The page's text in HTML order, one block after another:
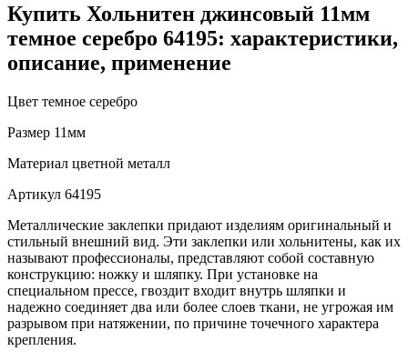
Купить Хольнитен джинсовый 11мм
темное серебро 64195: характеристики,
описание, применение
Цвет темное серебро
Размер 11мм
Материал цветной металл
Артикул 64195
Металлические заклепки придают изделиям оригинальный и
стильный внешний вид. Эти заклепки или хольнитены, как их
называют профессионалы, представляют собой составную
конструкцию: ножку и шляпку. При установке на
специальном прессе, гвоздит входит внутрь шляпки и
надежно соединяет два или более слоев ткани, не угрожая им
разрывом при натяжении, по причине точечного характера
крепления.